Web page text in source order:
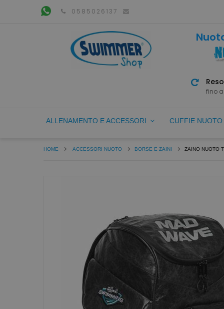
0585026137
fino
ALLENAMENTO E ACCESSORI CUFFIE NUOTO
HOME ACCESSORI NUOTO BORSE E ZAINI ZAINO NUOTO